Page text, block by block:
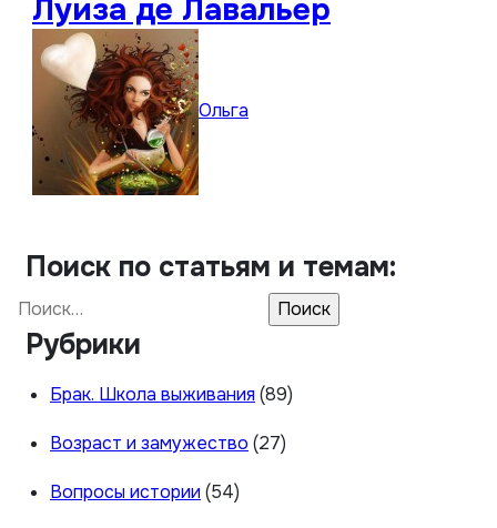
Луиза де Лавальер
Ольга
Поиск по статьям и темам:
Найти:
Рубрики
Брак. Школа выживания (89)
Возраст и замужество (27)
Вопросы истории (54)